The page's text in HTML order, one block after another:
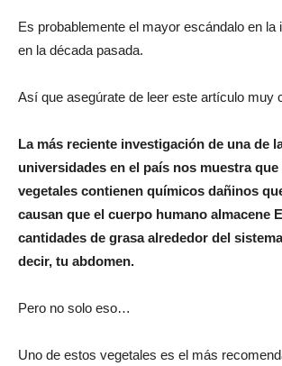
Es probablemente el mayor escándalo en la
en la década pasada.
Así que asegúrate de leer este artículo muy
La más reciente investigación de una de
universidades en el país nos muestra
vegetales contienen químicos dañinos
causan que el cuerpo humano almacene
cantidades de grasa alrededor del
decir, tu abdomen.
Pero no solo eso…
Uno de estos vegetales es el más